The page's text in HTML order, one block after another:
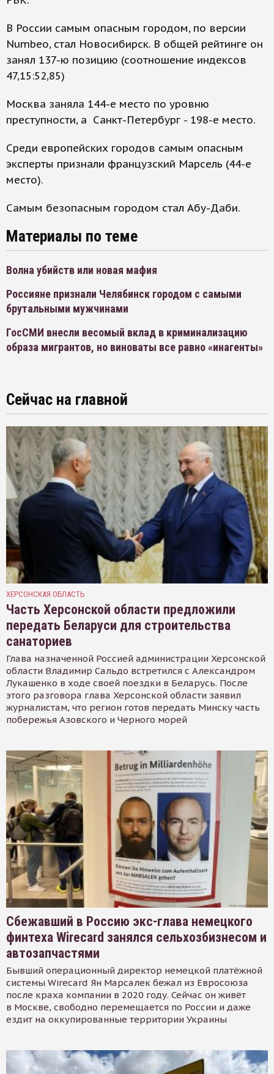
В России самым опасным городом, по версии
Numbeo, стал Новосибирск. В общей рейтинге он
занял 137-ю позицию (соотношение индексов
47,15:52,85)
Москва заняла 144-е место по уровню
преступности, а Санкт-Петербург - 198-е место.
Среди европейских городов самым опасным
эксперты признали французский Марсель (44-е
место).
Самым безопасным городом стал Абу-Даби.
Материалы по теме
Волна убийств или новая мафия
Россияне признали Челябинск городом с самыми
брутальными мужчинами
ГосСМИ внесли весомый вклад в криминализацию
образа мигрантов, но виноваты все равно «инагенты»
Сейчас на главной
ХЕРСОНСКАЯ ОБЛАСТЬ
Часть Херсонской области предложили
передать Беларуси для строительства
санаториев
Глава назначенной Россией администрации Херсонской
области Владимир Сальдо встретился с Александром
Лукашенко в ходе своей поездки в Беларусь. После
этого разговора глава Херсонской области заявил
журналистам, что регион готов передать Минску часть
побережья Азовского и Черного морей
Сбежавший в Россию экс-глава немецкого
финтеха Wirecard занялся сельхозбизнесом и
автозапчастями
Бывший операционный директор немецкой платёжной
системы Wirecard Ян Марсалек бежал из Евросоюза
после краха компании в 2020 году. Сейчас он живёт
в Москве, свободно перемещается по России и даже
ездит на оккупированные территории Украины